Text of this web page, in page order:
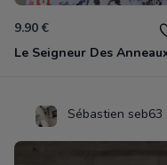
9.90 €
Sébastien seb63